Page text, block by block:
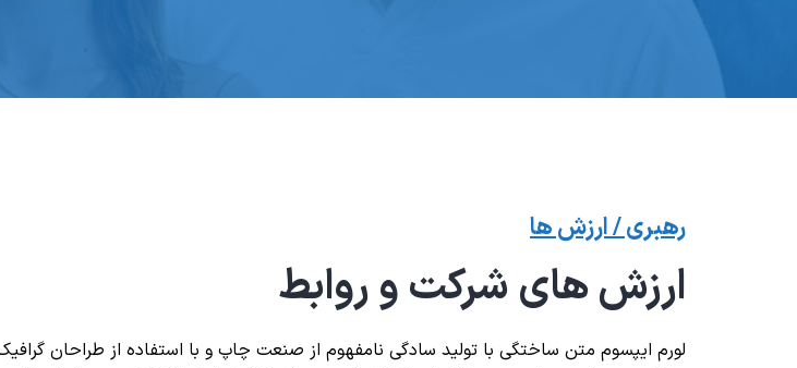
رهبری / ارزش ها
ارزش های شرکت و روابط
لورم ایپسوم متن ساختگی با تولید سادگی نامفهوم از صنعت چاپ و با استفاده از طراحان